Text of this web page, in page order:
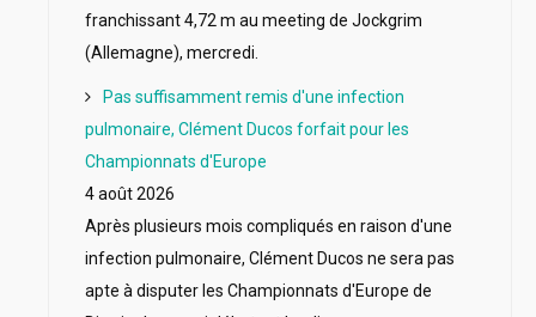
franchissant 4,72 m au meeting de Jockgrim
(Allemagne), mercredi.
Pas suffisamment remis d'une infection
pulmonaire, Clément Ducos forfait pour les
Championnats d'Europe
4 août 2026
Après plusieurs mois compliqués en raison d'une
infection pulmonaire, Clément Ducos ne sera pas
apte à disputer les Championnats d'Europe de